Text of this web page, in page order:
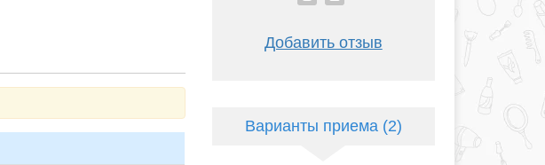
Добавить отзыв
Варианты приема (2)